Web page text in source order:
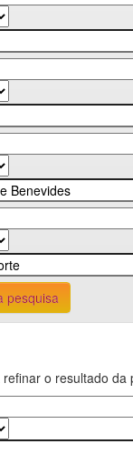
pesquisa
o resultado da